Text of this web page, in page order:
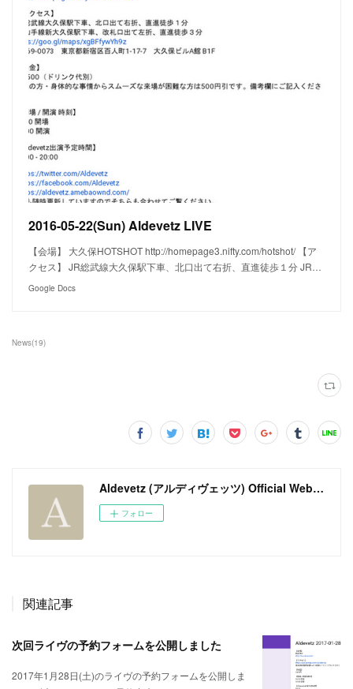
2016-05-22(Sun) Aldevetz LIVE
【会場】 大久保HOTSHOT http://homepage3.nifty.com/hotshot/ 【ア
クセス】 JR総武線大久保駅下車、北口出て右折、直進徒歩１分 JR…
Google Docs
News(19)
Aldevetz (アルディヴェッツ) Official Web Site
フォロー
関連記事
次回ライヴの予約フォームを公開しました
2017年1月28日(土)のライヴの予約フォームを公開しま